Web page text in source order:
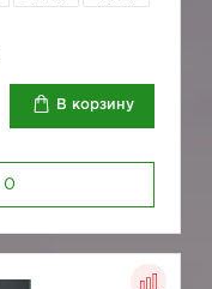
В корзину
0